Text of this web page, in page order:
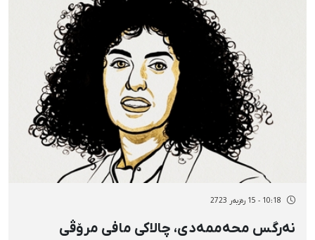
10:18 - 15 رەزبەر 2723
نەرگس محەممەدی، چالاکی مافی مرۆڤی